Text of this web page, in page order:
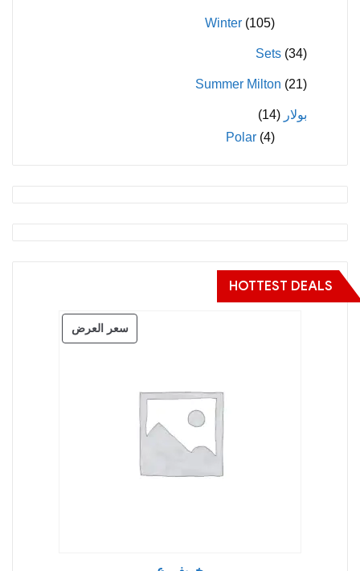
Winter (105)
Sets (34)
Summer Milton (21)
بولار (14)
Polar (4)
HOTTEST DEALS
سعر العرض